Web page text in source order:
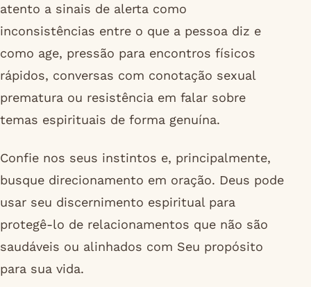
atento a sinais de alerta como
inconsistências entre o que a pessoa diz e
como age, pressão para encontros físicos
rápidos, conversas com conotação sexual
prematura ou resistência em falar sobre
temas espirituais de forma genuína.
Confie nos seus instintos e, principalmente,
busque direcionamento em oração. Deus pode
usar seu discernimento espiritual para
protegê-lo de relacionamentos que não são
saudáveis ou alinhados com Seu propósito
para sua vida.